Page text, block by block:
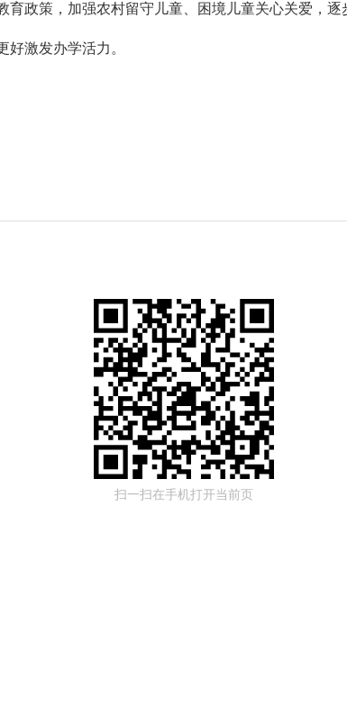
政策，加强农村留守儿童、困境儿童关心关爱，
好激发办学活力。
扫一扫在手机打开当前页